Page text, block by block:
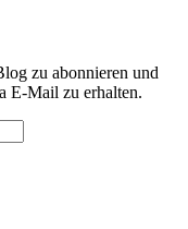
zu abonnieren und
E-Mail zu erhalten.